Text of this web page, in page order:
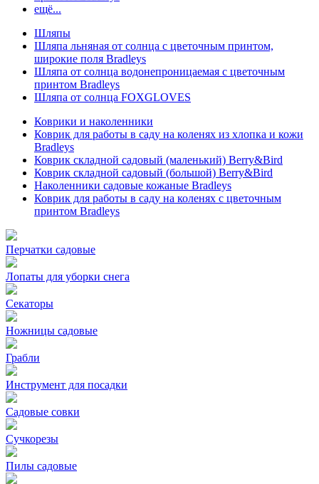
ещё...
Шляпы
Шляпа льняная от солнца с цветочным принтом,
широкие поля Bradleys
Шляпа от солнца водонепроницаемая с цветочным
принтом Bradleys
Шляпа от солнца FOXGLOVES
Коврики и наколенники
Коврик для работы в саду на коленях из хлопка и кожи
Bradleys
Коврик складной садовый (маленький) Berry&Bird
Коврик складной садовый (большой) Berry&Bird
Наколенники садовые кожаные Bradleys
Коврик для работы в саду на коленях с цветочным
принтом Bradleys
Перчатки садовые
Лопаты для уборки снега
Секаторы
Ножницы садовые
Грабли
Инструмент для посадки
Садовые совки
Сучкорезы
Пилы садовые